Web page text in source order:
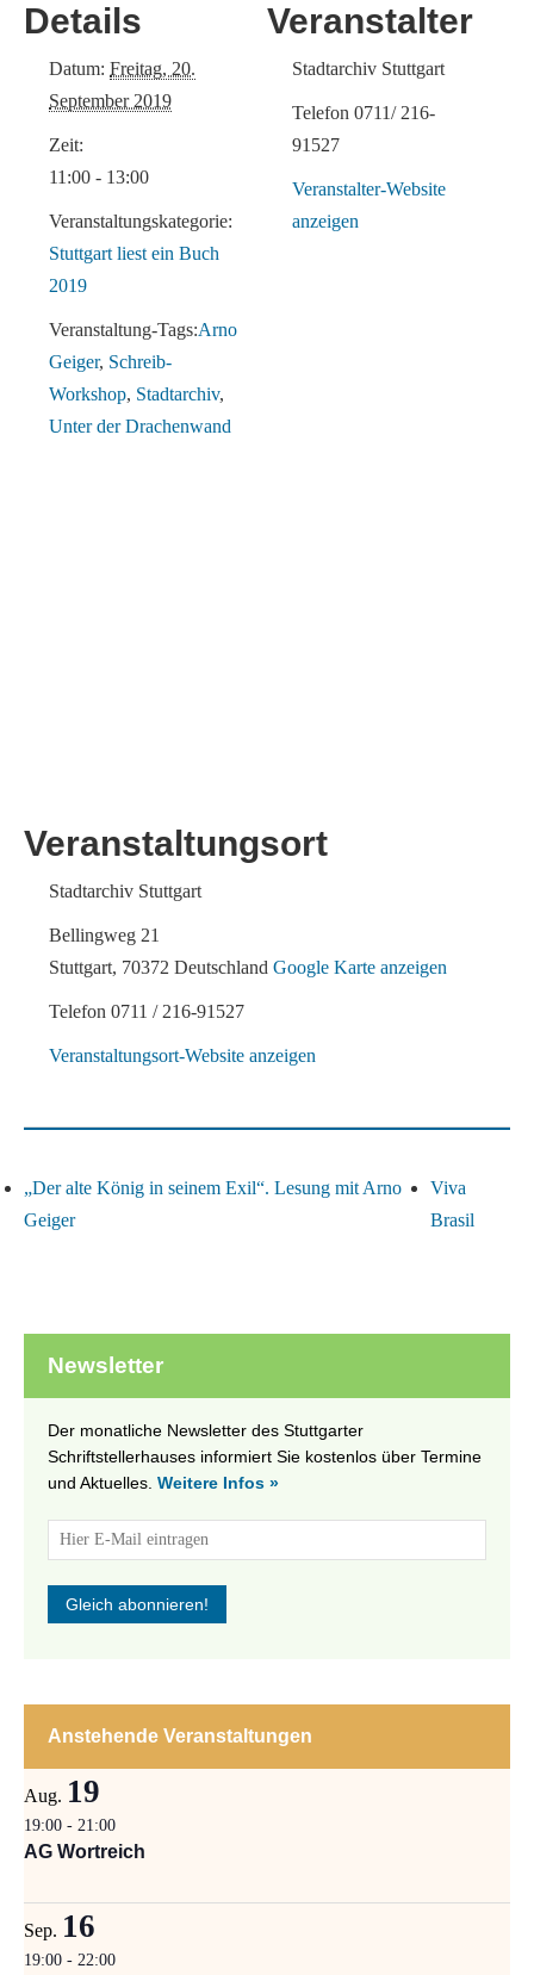
Details
Datum: Freitag, 20.
September 2019
Zeit:
11:00 - 13:00
Veranstaltungskategorie:
Stuttgart liest ein Buch
2019
Veranstaltung-Tags:Arno
Geiger, Schreib-
Workshop, Stadtarchiv,
Unter der Drachenwand
Veranstalter
Stadtarchiv Stuttgart
Telefon 0711/ 216-
91527
Veranstalter-Website
anzeigen
Veranstaltungsort
Stadtarchiv Stuttgart
Bellingweg 21
Stuttgart, 70372 Deutschland Google Karte anzeigen
Telefon 0711 / 216-91527
Veranstaltungsort-Website anzeigen
„Der alte König in seinem Exil“. Lesung mit Arno
Geiger
Viva
Brasil
Newsletter
Der monatliche Newsletter des Stuttgarter
Schriftstellerhauses informiert Sie kostenlos über Termine
und Aktuelles. Weitere Infos »
Anstehende Veranstaltungen
Aug. 19
19:00 - 21:00
AG Wortreich
Sep. 16
19:00 - 22:00